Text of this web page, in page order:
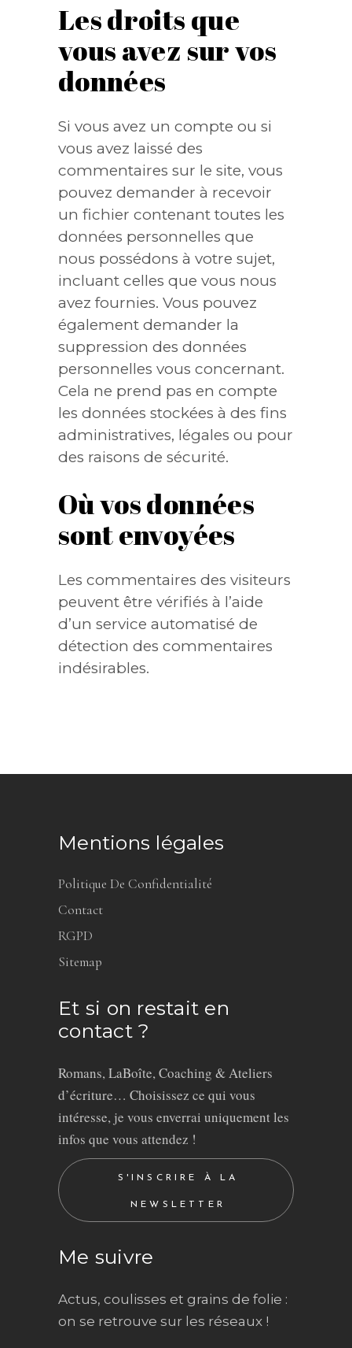
Les droits que
vous avez sur vos
données
Si vous avez un compte ou si
vous avez laissé des
commentaires sur le site, vous
pouvez demander à recevoir
un fichier contenant toutes les
données personnelles que
nous possédons à votre sujet,
incluant celles que vous nous
avez fournies. Vous pouvez
également demander la
suppression des données
personnelles vous concernant.
Cela ne prend pas en compte
les données stockées à des fins
administratives, légales ou pour
des raisons de sécurité.
Où vos données
sont envoyées
Les commentaires des visiteurs
peuvent être vérifiés à l’aide
d’un service automatisé de
détection des commentaires
indésirables.
Mentions légales
Politique De Confidentialité
Contact
RGPD
Sitemap
Et si on restait en
contact ?
Romans, LaBoîte, Coaching & Ateliers
d’écriture… Choisissez ce qui vous
intéresse, je vous enverrai uniquement les
infos que vous attendez !
S'INSCRIRE À LA
NEWSLETTER
Me suivre
Actus, coulisses et grains de folie :
on se retrouve sur les réseaux !